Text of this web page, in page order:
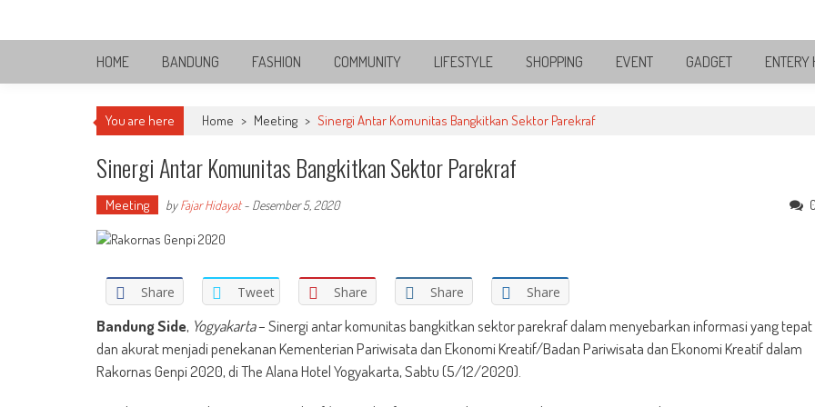
Bandung Side
Sisi Cantik Bandung
HOME BANDUNG FASHION COMMUNITY LIFESTYLE SHOPPING EVENT GADGET ENTERY
You are here Home > Meeting > Sinergi Antar Komunitas Bangkitkan Sektor Parekraf
Sinergi Antar Komunitas Bangkitkan Sektor Parekraf
Meeting byFajar Hidayat- Desember 5, 2020 0
Share Tweet Share Share Share
Bandung Side, Yogyakarta– Sinergi antar komunitas bangkitkan sektor parekraf dalam menyebarkan informasi yang tepat
dan akurat menjadi penekanan Kementerian Pariwisata dan Ekonomi Kreatif/Badan Pariwisata dan Ekonomi Kreatif dalam
Rakornas Genpi 2020, di The Alana Hotel Yogyakarta, Sabtu (5/12/2020).